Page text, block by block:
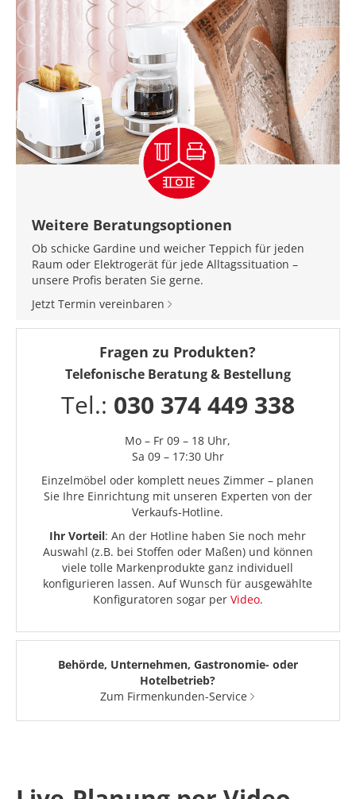
Weitere Beratungsoptionen
Ob schicke Gardine und weicher Teppich für jeden
Raum oder Elektrogerät für jede Alltagssituation –
unsere Profis beraten Sie gerne.
Jetzt Termin vereinbaren
Fragen zu Produkten?
Telefonische Beratung & Bestellung
Tel.: 030 374 449 338
Mo – Fr 09 – 18 Uhr,
Sa 09 – 17:30 Uhr
Einzelmöbel oder komplett neues Zimmer – planen
Sie Ihre Einrichtung mit unseren Experten von der
Verkaufs-Hotline.
Ihr Vorteil: An der Hotline haben Sie noch mehr
Auswahl (z.B. bei Stoffen oder Maßen) und können
viele tolle Markenprodukte ganz individuell
konfigurieren lassen. Auf Wunsch für ausgewählte
Konfiguratoren sogar per Video.
Behörde, Unternehmen, Gastronomie- oder
Hotelbetrieb?
Zum Firmenkunden-Service